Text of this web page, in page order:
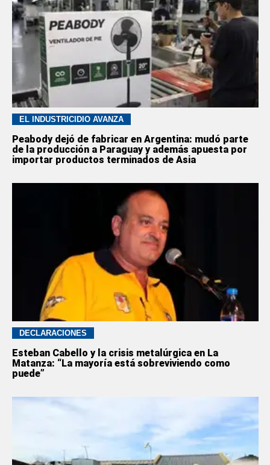
EL INDUSTRICIDIO AVANZA
Peabody dejó de fabricar en Argentina: mudó parte
de la producción a Paraguay y además apuesta por
importar productos terminados de Asia
DECLARACIONES
Esteban Cabello y la crisis metalúrgica en La
Matanza: “La mayoría está sobreviviendo como
puede”